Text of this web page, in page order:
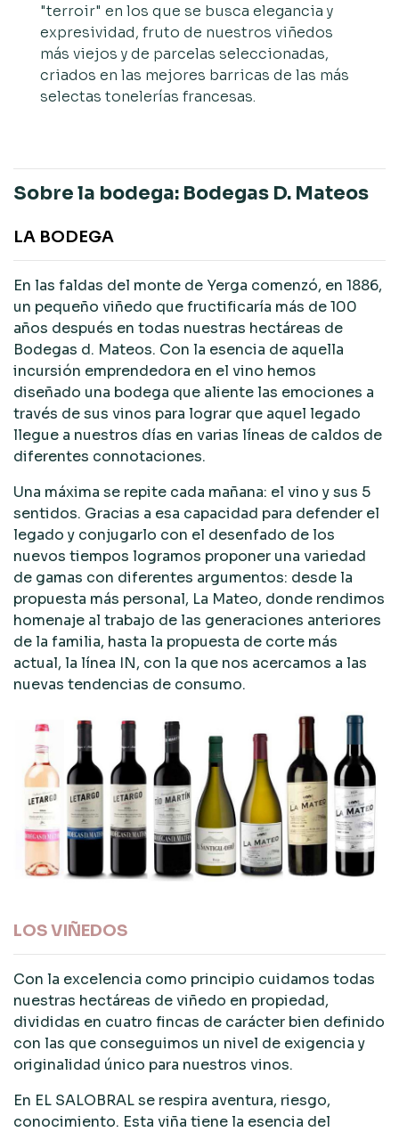
"terroir" en los que se busca elegancia y
expresividad, fruto de nuestros viñedos
más viejos y de parcelas seleccionadas,
criados en las mejores barricas de las más
selectas tonelerías francesas.
Sobre la bodega: Bodegas D. Mateos
LA BODEGA
En las faldas del monte de Yerga comenzó, en 1886,
un pequeño viñedo que fructificaría más de 100
años después en todas nuestras hectáreas de
Bodegas d. Mateos. Con la esencia de aquella
incursión emprendedora en el vino hemos
diseñado una bodega que aliente las emociones a
través de sus vinos para lograr que aquel legado
llegue a nuestros días en varias líneas de caldos de
diferentes connotaciones.
Una máxima se repite cada mañana: el vino y sus 5
sentidos. Gracias a esa capacidad para defender el
legado y conjugarlo con el desenfado de los
nuevos tiempos logramos proponer una variedad
de gamas con diferentes argumentos: desde la
propuesta más personal, La Mateo, donde rendimos
homenaje al trabajo de las generaciones anteriores
de la familia, hasta la propuesta de corte más
actual, la línea IN, con la que nos acercamos a las
nuevas tendencias de consumo.
LOS VIÑEDOS
Con la excelencia como principio cuidamos todas
nuestras hectáreas de viñedo en propiedad,
divididas en cuatro fincas de carácter bien definido
con las que conseguimos un nivel de exigencia y
originalidad único para nuestros vinos.
En EL SALOBRAL se respira aventura, riesgo,
conocimiento. Esta viña tiene la esencia del